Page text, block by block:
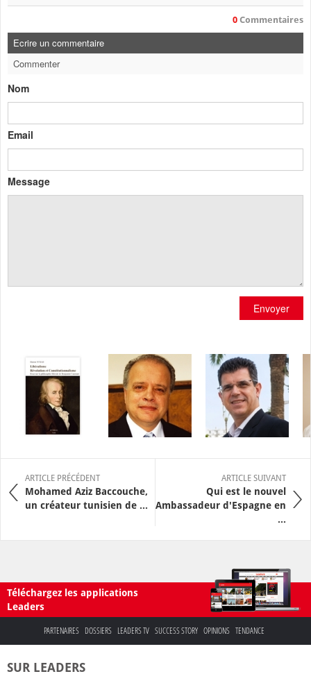
0 Commentaires
Ecrire un commentaire
Commenter
Nom
Email
Message
Envoyer
ARTICLE PRÉCÉDENT
Mohamed Aziz Baccouche,
un créateur tunisien de ...
ARTICLE SUIVANT
Qui est le nouvel
Ambassadeur d'Espagne en
...
Téléchargez les applications
Leaders
PARTENAIRES DOSSIERS LEADERS TV SUCCESS STORY OPINIONS TENDANCE
SUR LEADERS